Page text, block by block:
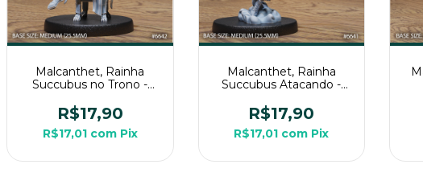
Malcanthet, Rainha
Succubus no Trono -
3D Media Para Rpg
R$17,90
R$17,01 com Pix
Malcanthet, Rainha
Succubus Atacando -
3D Media Para Rpg
R$17,90
R$17,01 com Pix